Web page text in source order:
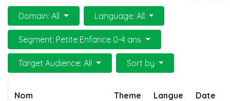
Domain: All Language: All
Segment: Petite Enfance 0-4 ans
Target Audience: All Sort by
Nom Theme Langue Date